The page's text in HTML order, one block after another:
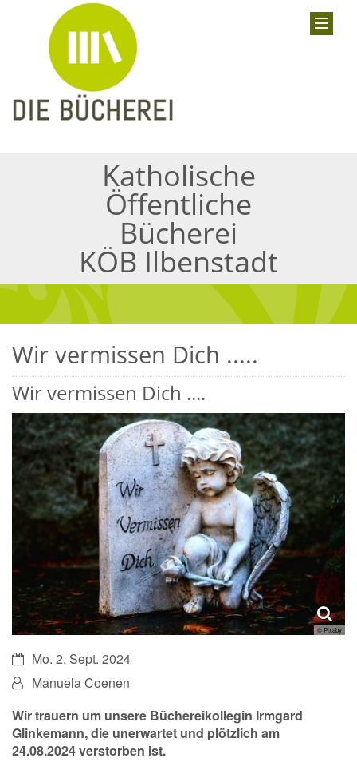
Katholische
Öffentliche
Bücherei
KÖB Ilbenstadt
Wir vermissen Dich .....
Wir vermissen Dich ....
© Pixaby
Datum:Mo. 2. Sept. 2024
Von:Manuela Coenen
Wir trauern um unsere Büchereikollegin Irmgard
Glinkemann, die unerwartet und plötzlich am
24.08.2024 verstorben ist.